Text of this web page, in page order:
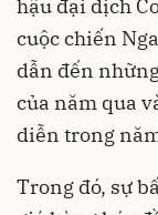
hậu đại dịch
cuộc chiến
dẫn đến
của năm qua
diễn trong
Trong đó, sự